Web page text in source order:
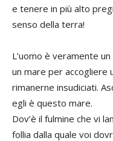
e tenere in più alto
senso della terra!
L’uomo è veramente
un mare per accogliere
rimanerne insudiciati.
egli è questo mare.
Dov’è il fulmine che vi
follia dalla quale voi